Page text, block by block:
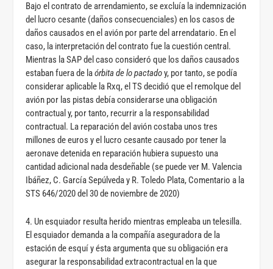
Bajo el contrato de arrendamiento, se excluía la indemnización
del lucro cesante (daños consecuenciales) en los casos de
daños causados en el avión por parte del arrendatario. En el
caso, la interpretación del contrato fue la cuestión central.
Mientras la SAP del caso consideró que los daños causados
estaban fuera de laórbita de lo pactadoy, por tanto, se podía
considerar aplicable la Rxq, el TS decidió que el remolque del
avión por las pistas debía considerarse una obligación
contractual y, por tanto, recurrir a la responsabilidad
contractual. La reparación del avión costaba unos tres
millones de euros y el lucro cesante causado por tener la
aeronave detenida en reparación hubiera supuesto una
cantidad adicional nada desdeñable (se puede ver M. Valencia
Ibáñez, C. García Sepúlveda y R. Toledo Plata, Comentario a la
STS 646/2020 del 30 de noviembre de 2020)
4. Un esquiador resulta herido mientras empleaba un telesilla.
El esquiador demanda a la compañía aseguradora de la
estación de esquí y ésta argumenta que su obligación era
asegurar la responsabilidad extracontractual en la que